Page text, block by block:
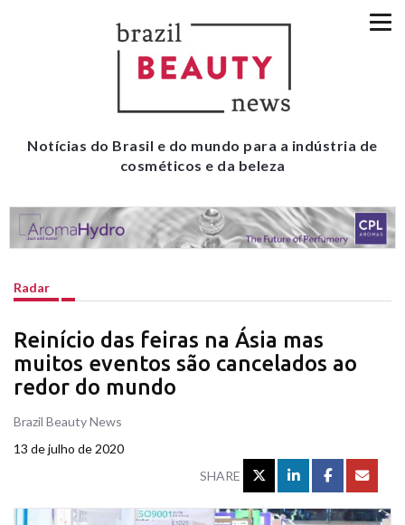
Notícias do Brasil e do mundo para a indústria de
cosméticos e da beleza
Radar
Reinício das feiras na Ásia mas
muitos eventos são cancelados ao
redor do mundo
Brazil Beauty News
13 de julho de 2020
SHARE